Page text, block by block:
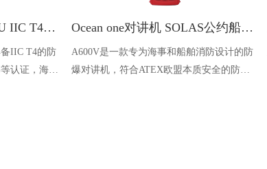
Ocean one对讲机 A300U IIC T4氢气防爆对讲机 船舶消防本质安全无线电
IIC T4的防
认证，海上
Ocean one对讲机 SOLAS公约船舶消防A600V ATEX防爆对讲机
A600V是一款专为海事和船舶消防设计的防
爆对讲机，符合ATEX欧盟本质安全的防爆